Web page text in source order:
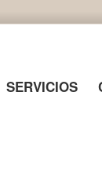
SERVICIOS